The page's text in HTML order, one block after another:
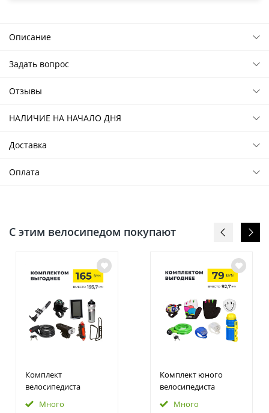
Описание
Задать вопрос
Отзывы
НАЛИЧИЕ НА НАЧАЛО ДНЯ
Доставка
Оплата
С этим велосипедом покупают
Комплект
велосипедиста
Много
Комплект юного
велосипедиста
Много